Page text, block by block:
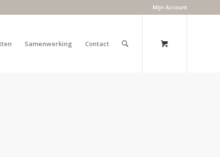
Mijn Account
Samenwerking Contact